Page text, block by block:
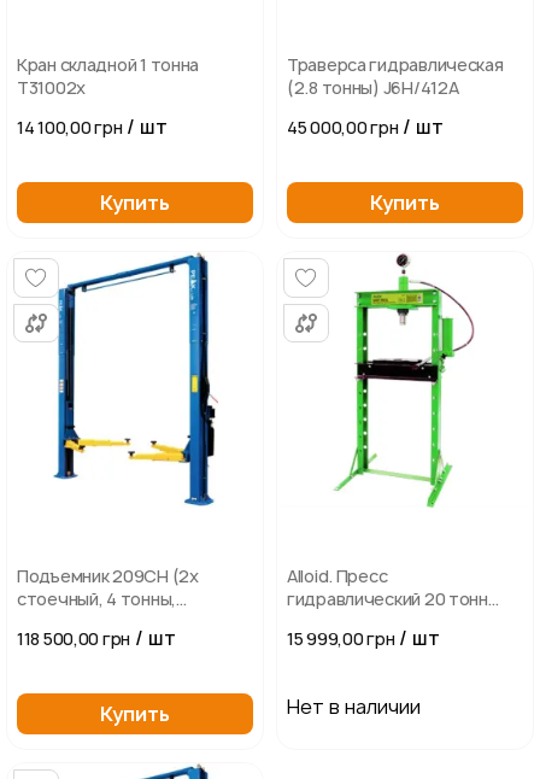
Кран складной 1 тонна
T31002x
14 100,00 грн / шт
Купить
Траверса гидравлическая
(2.8 тонны) J6Н/412А
45 000,00 грн / шт
Купить
Подъемник 209CH (2х
стоечный, 4 тонны,
фазы)/гидронасос
118 500,00 грн / шт
Купить
Alloid. Пресс
гидравлический 20 тонн
15 999,00 грн / шт
Нет в наличии